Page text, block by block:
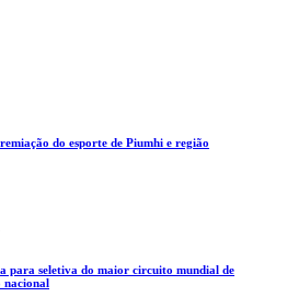
do esporte de Piumhi e região
para seletiva do maior circuito mundial de
nacional